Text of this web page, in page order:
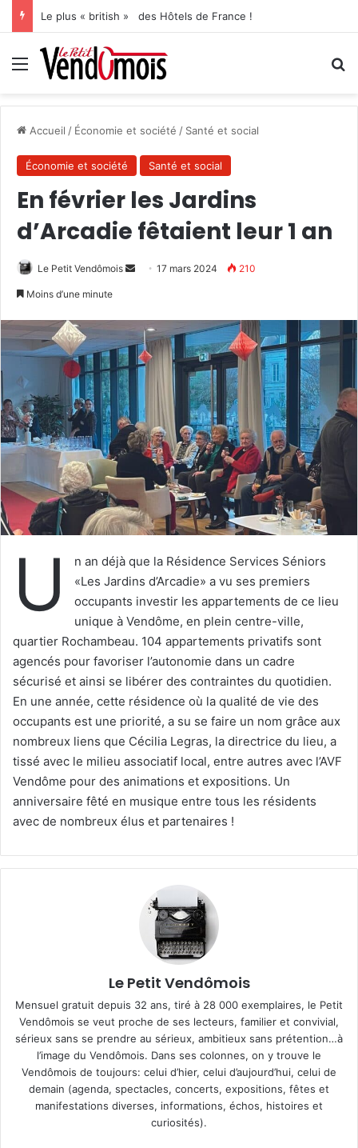
Le plus « british » des Hôtels de France !
Menu
Accueil / Économie et société / Santé et social
Économie et société Santé et social
En février les Jardins
d’Arcadie fêtaient leur 1 an
Le Petit Vendômois
y
e
n
c
u
r
r
i
e
l
17 mars 2024 210
Moins d’une minute
U
n an déjà que la Résidence Services Séniors
«Les Jardins d’Arcadie» a vu ses premiers
occupants investir les appartements de ce lieu
unique à Vendôme, en plein centre-ville,
quartier Rochambeau. 104 appartements privatifs sont
agencés pour favoriser l’autonomie dans un cadre
sécurisé et ainsi se libérer des contraintes du quotidien.
En une année, cette résidence où la qualité de vie des
occupants est une priorité, a su se faire un nom grâce aux
nombreux liens que Cécilia Legras, la directrice du lieu, a
tissé avec le milieu associatif local, entre autres avec l’AVF
Vendôme pour des animations et expositions. Un
anniversaire fêté en musique entre tous les résidents
avec de nombreux élus et partenaires !
Le Petit Vendômois
Mensuel gratuit depuis 32 ans, tiré à 28 000 exemplaires, le Petit
Vendômois se veut proche de ses lecteurs, familier et convivial,
sérieux sans se prendre au sérieux, ambitieux sans prétention…à
l’image du Vendômois. Dans ses colonnes, on y trouve le
Vendômois de toujours: celui d’hier, celui d’aujourd’hui, celui de
demain (agenda, spectacles, concerts, expositions, fêtes et
manifestations diverses, informations, échos, histoires et
curiosités).